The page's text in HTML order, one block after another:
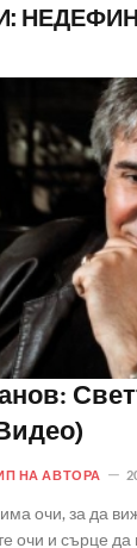
НА АВТОРА
очи, за да
очи и сърце да